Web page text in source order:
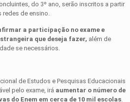
do 3º ano, serão inscritos a partir
de ensino.
a participação no exame e
que deseja fazer, além de
se necessários.
de Estudos e Pesquisas Educacionais
pelo exame, irá aumentar o número de
do Enem em cerca de 10 mil escolas